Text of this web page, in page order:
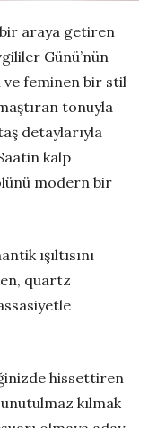
araya getiren
Günü’nün
ve feminen bir stil
tonuyla
detaylarıyla
kalp
modern bir
ışıltısını
quartz
hissettiren
kılmak